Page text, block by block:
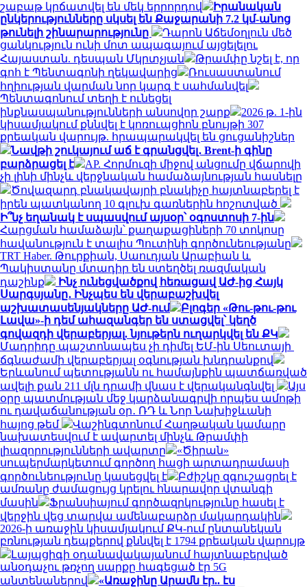
շաբաթ կրճատվել են մեկ երրորդով
Իրանական
ընկերությունները սկսել են Քաջարանի 7.2 կմ-անոց
թունելի շինարարությունը
Դարոն Աճեմօղլուն մեծ
ցանկություն ունի մոտ ապագայում այցելելու
Հայաստան. դեսպան Մկրտչյան
Թրամփը նշել է, որ
գոհ է Պենտագոնի ղեկավարից
Ռուսաստանում
հղիության վարման նոր կարգ է սահմանվել
Պենտագոնում տեղի է ունեցել
ինքնասպանությունների անսովոր շարք
2026 թ. 1-ին
կիսամյակում քննվել է կոռուպցիոն բնույթի 307
քրեական վարույթ. հրապարակվել են ցուցանիշներ
Նավթի շուկայում աճ է գրանցվել․ Brent-ի գինը
բարձրացել է
AP. Հորմուզի միջով անցումը վճարովի
չի լինի մինչև վերջնական համաձայնության հասնելը
Ծովազարդ բնակավայրի բնակիչը հայտնաբերել է
իրեն պատկանող 10 գլուխ գառներին հոշոտված
Ի՞նչ եղանակ է սպասվում այսօր՝ օգոստոսի 7-ին
Հարցման համաձայն՝ քաղաքացիների 70 տոկոսը
հավանություն է տալիս Պուտինի գործունեությանը
TRT Haber. Թուրքիան, Սաուդյան Արաբիան և
Պակիստանը մտադիր են ստեղծել ռազմական
դաշինք
Ինչ ունեցվածքով հեռացավ ԱԺ-ից Հայկ
Սարգսյանը․ Ինչպես են վերաբաշխվել
աշխատասենյակները ԱԺ-ում
Բլոգեր «Թու-թու-թու
Լավա»-ի դեմ ահազանգեր են ստացվել՝ կեղծ
գովազդի վերաբերյալ. նյութերն ուղարկվել են ՔԿ
Մադրիդը պաշտոնապես չի դիմել ԵՄ-ին Սեուտայի ​​
ճգնաժամի վերաբերյալ օգնության խնդրանքով
Երևանում պետությանն ու համայնքին պատճառված
ավելի քան 211 մլն դրամի վնաս է վերականգնվել
Այս
օրը պատմության մեջ կարձանագրվի որպես ամոթի
ու դավաճանության օր․ ՌԴ և Նոր Նախիջևանի
հայոց թեմ
Վաշինգտոնում Հաղթական կամարը
նախատեսվում է ավարտել մինչև Թրամփի
լիազորությունների ավարտը
«Ծիրան»
սուպերմարկետում գործող հացի արտադրամասի
գործունեությունը կասեցվել է
Բժիշկը զգուշացրել է
ամռանը ժամացույց կրելու հնարավոր վտանգի
մասին
Ֆրանսիայում գործազրկությունը հասել է
վերջին վեց տարվա ամենաբարձր մակարդակին
2026-ի առաջին կիսամյակում ՔԿ-ում ընտանեկան
բռնության դեպքերով քննվել է 1794 քրեական վարույթ
Լայպցիգի օդանավակայանում հայտնաբերված
անօդաչու թռչող սարքը հագեցած էր 5G
անտենաներով
«Առաջինը Արամն էր.. էս